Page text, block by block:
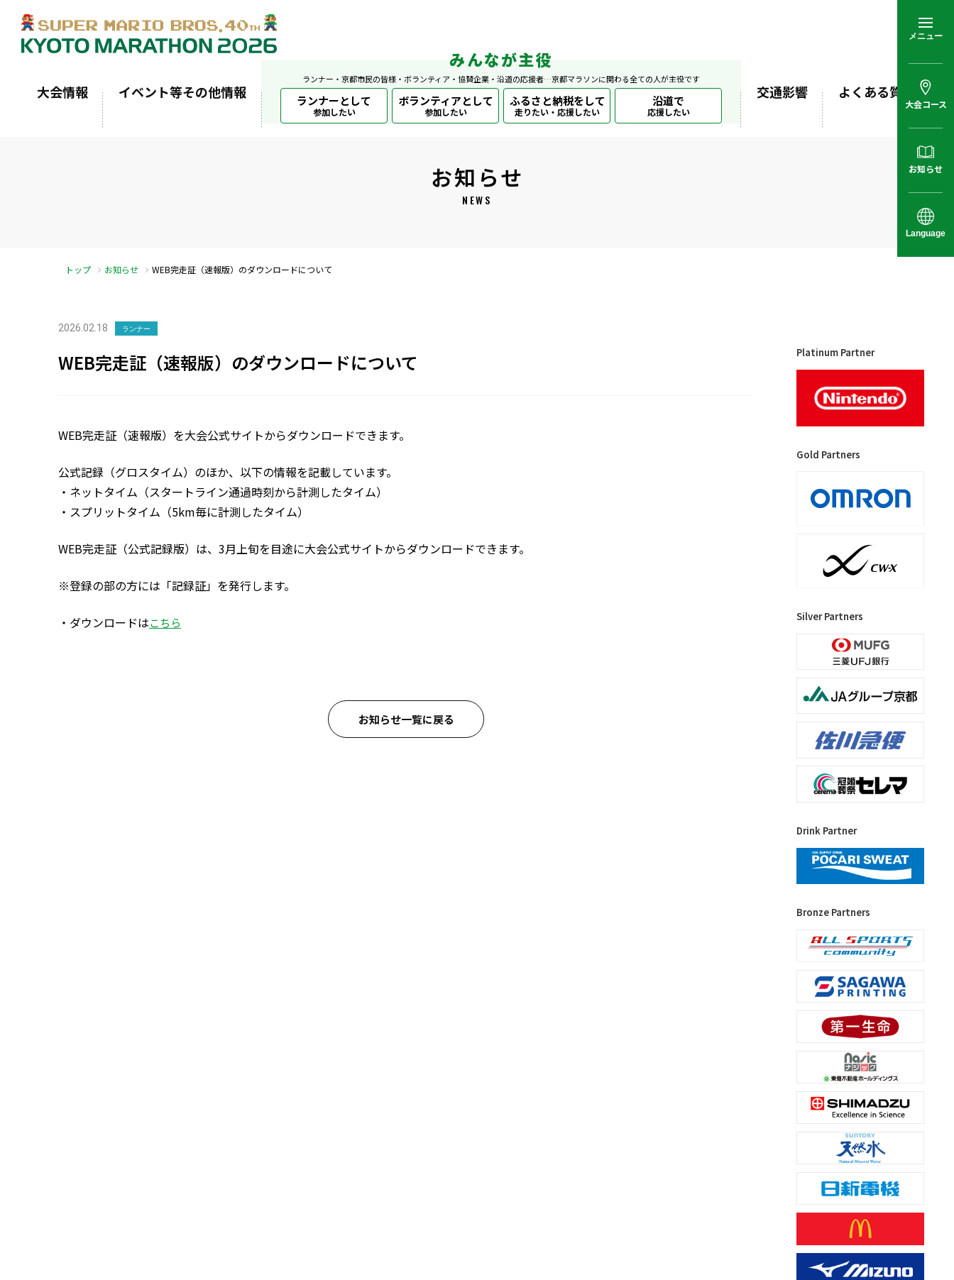
大会情報 イベント等その他情報
みんなが主役
ランナー・京都市民の皆様・ボランティア・協賛企業・沿道の応援者…京都マラソンに関わる全ての人が主役です
ランナーとして
参加したい
ボランティアとして
参加したい
ふるさと納税をして
走りたい・応援したい
沿道で
応援したい
交通影響 よくある質問
メニュー
大会コース
お知らせ
Language
お知らせ
NEWS
トップ お知らせ WEB完走証（速報版）のダウンロードについて
2026.02.18 ランナー
WEB完走証（速報版）のダウンロードについて
WEB完走証（速報版）を大会公式サイトからダウンロードできます。
公式記録（グロスタイム）のほか、以下の情報を記載しています。
・ネットタイム（スタートライン通過時刻から計測したタイム）
・スプリットタイム（5km毎に計測したタイム）
WEB完走証（公式記録版）は、3月上旬を目途に大会公式サイトからダウンロードできます。
※登録の部の方には「記録証」を発行します。
・ダウンロードはこちら
お知らせ一覧に戻る
Platinum Partner
Gold Partners
Silver Partners
Drink Partner
Bronze Partners